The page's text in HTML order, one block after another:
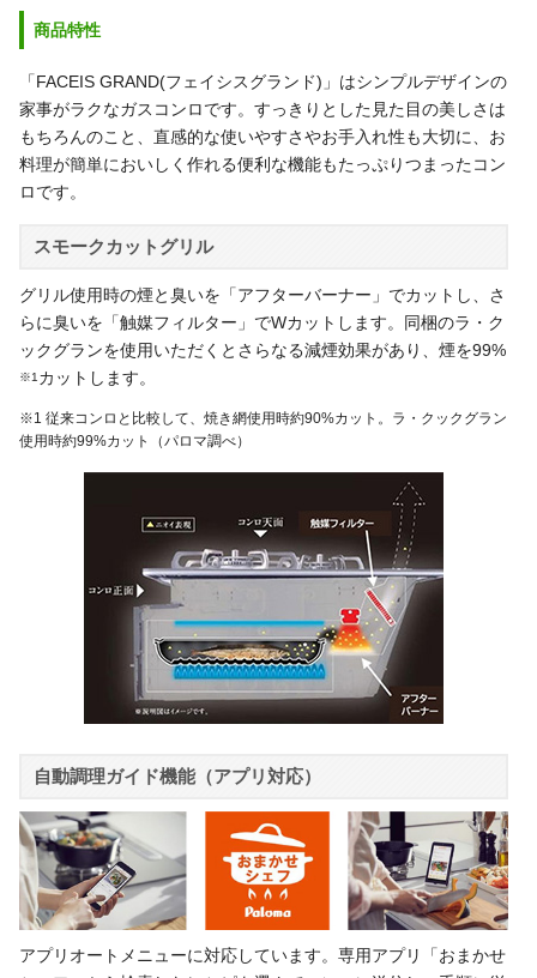
商品特性
「FACEIS GRAND(フェイシスグランド)」はシンプルデザインの
家事がラクなガスコンロです。すっきりとした見た目の美しさは
もちろんのこと、直感的な使いやすさやお手入れ性も大切に、お
料理が簡単においしく作れる便利な機能もたっぷりつまったコン
ロです。
スモークカットグリル
グリル使用時の煙と臭いを「アフターバーナー」でカットし、さ
らに臭いを「触媒フィルター」でWカットします。同梱のラ・ク
ックグランを使用いただくとさらなる減煙効果があり、煙を99%
※1カットします。
※1 従来コンロと比較して、焼き網使用時約90%カット。ラ・クックグラン
使用時約99%カット（パロマ調べ）
自動調理ガイド機能（アプリ対応）
アプリオートメニューに対応しています。専用アプリ「おまかせ